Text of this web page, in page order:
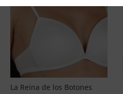
La Reina de los Botones